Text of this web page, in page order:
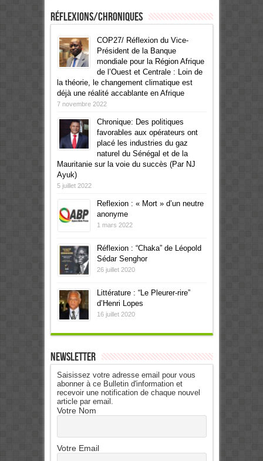
Réflexions/Chroniques
COP27/ Réflexion du Vice-
Président de la Banque
mondiale pour la Région Afrique
de l’Ouest et Centrale : Loin de
la théorie, le changement climatique est
déjà une réalité accablante en Afrique
7 novembre 2022
Chronique: Des politiques
favorables aux opérateurs ont
placé les industries du gaz
naturel du Sénégal et de la
Mauritanie sur la voie du succès (Par NJ
Ayuk)
5 juillet 2022
Reflexion : « Mort » d’un neutre
anonyme
1 mars 2022
Réflexion : “Chaka” de Léopold
Sédar Senghor
26 juillet 2020
Littérature : “Le Pleurer-rire”
d’Henri Lopes
16 juillet 2020
Newsletter
Saisissez votre adresse email pour vous
abonner à ce Bulletin d'information et
recevoir une notification de chaque nouvel
article par email.
Votre Nom
Votre Email